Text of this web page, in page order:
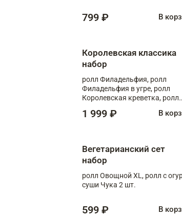
799 ₽ В
Королевская классика
набор
ролл Филадельфия, ролл
Филадельфия в угре, ролл
Королевская креветка, ролл
1 999 ₽ В
Вегетарианский сет
набор
ролл Овощной XL, ролл с
суши Чука 2 шт.
599 ₽ В